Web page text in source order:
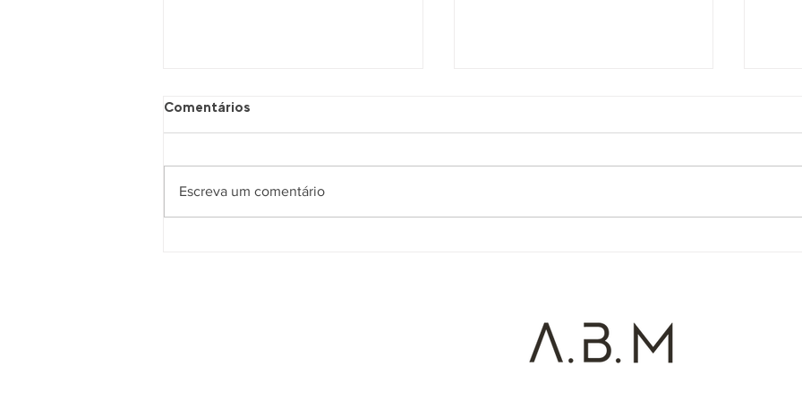
Nem Jair, Nem Lula
O Paradoxo dos Mortos
Comentários
Escreva um comentário